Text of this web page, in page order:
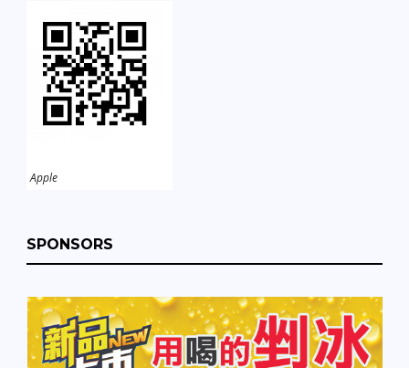
Apple
SPONSORS